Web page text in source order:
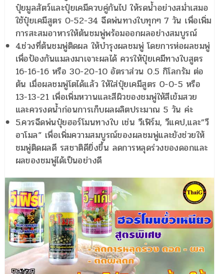
ปุ๋ยมูลสัตว์และปุ๋ยเคมีควบคู่กันไป ให้รดน้ำอย่างสม่ำเสมอ
ใช้ปุ๋ยเคมีสูตร 0-52-34 ฉีดพ่นทางใบทุกๆ 7 วัน เพื่อเพิ่ม
การสะสมอาหารให้ต้นชมพู่พร้อมออกผลอย่างสมบูรณ์
4.ช่วงที่ต้นชมพู่ติดผล ให้บำรุงผลชมพู่ โดยการห่อผลชมพู่
เพื่อป้องกันแมลงมาเจาะผลได้ ควรให้ปุ๋ยเคมีทางใบสูตร
16-16-16 หรือ 30-20-10 อัตราส่วน 0.5 กิโลกรัม ต่อ
ต้น เมื่อผลชมพู่โตได้แล้ว ให้ใส่ปุ๋ยเคมีสูตร 0-0-5 หรือ
13-13-21 เพื่อเพิ่มหวานและสีผิวของชมพู่ให้สีเข้มสวย
และควรงดน้ำก่อนการเก็บผลผลิตประมาณ 5 วัน ค่ะ
5.ควรฉีดพ่นปุ๋ยฮอร์โมนทางใบ เช่น วีเฟิร์ม, วีแคป,และ”วี
อาโมล” เพื่อเพิ่มความสมบูรณ์ของผลชมพู่และยังช่วยให้
ชมพู่ติดผลดี รสชาติดียิ่งขึ้น ลดการหลุดร่วงของดอกและ
ผลของชมพู่ได้เป็นอย่างดี